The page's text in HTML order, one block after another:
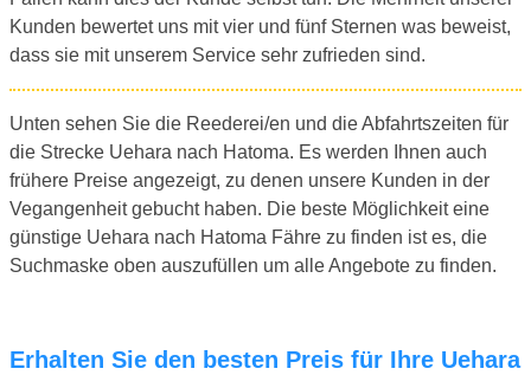
Kunden bewertet uns mit vier und fünf Sternen was beweist,
dass sie mit unserem Service sehr zufrieden sind.
Unten sehen Sie die Reederei/en und die Abfahrtszeiten für
die Strecke Uehara nach Hatoma. Es werden Ihnen auch
frühere Preise angezeigt, zu denen unsere Kunden in der
Vegangenheit gebucht haben. Die beste Möglichkeit eine
günstige Uehara nach Hatoma Fähre zu finden ist es, die
Suchmaske oben auszufüllen um alle Angebote zu finden.
Erhalten Sie den besten Preis für Ihre Uehara